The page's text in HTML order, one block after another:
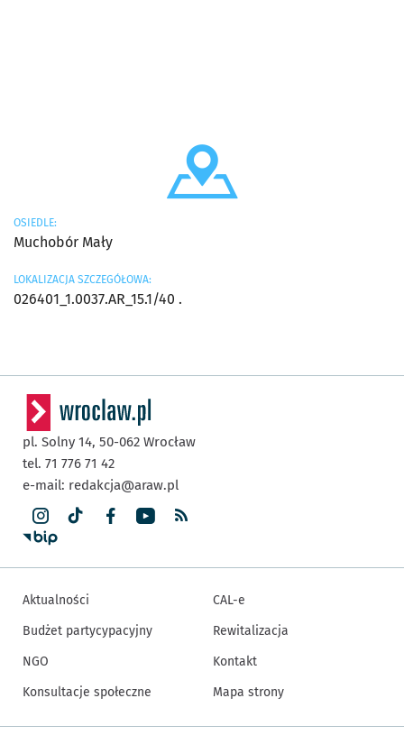
OSIEDLE:
Muchobór Mały
LOKALIZACJA SZCZEGÓŁOWA:
026401_1.0037.AR_15.1/40 .
pl. Solny 14, 50-062 Wrocław
tel. 71 776 71 42
e-mail: redakcja@araw.pl
Aktualności
Budżet partycypacyjny
NGO
Konsultacje społeczne
CAL-e
Rewitalizacja
Kontakt
Mapa strony